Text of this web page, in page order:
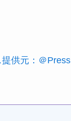
供元：＠Press